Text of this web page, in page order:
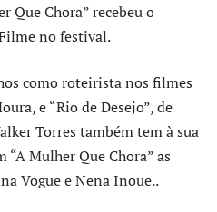
Que Chora” recebeu o
no festival.
como roteirista nos filmes
e “Rio de Desejo”, de
Torres também tem à sua
Mulher Que Chora” as
Vogue e Nena Inoue..